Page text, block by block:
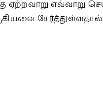
ஏற்றவாறு எவ்வாறு
சேர்த்துள்ளதால்